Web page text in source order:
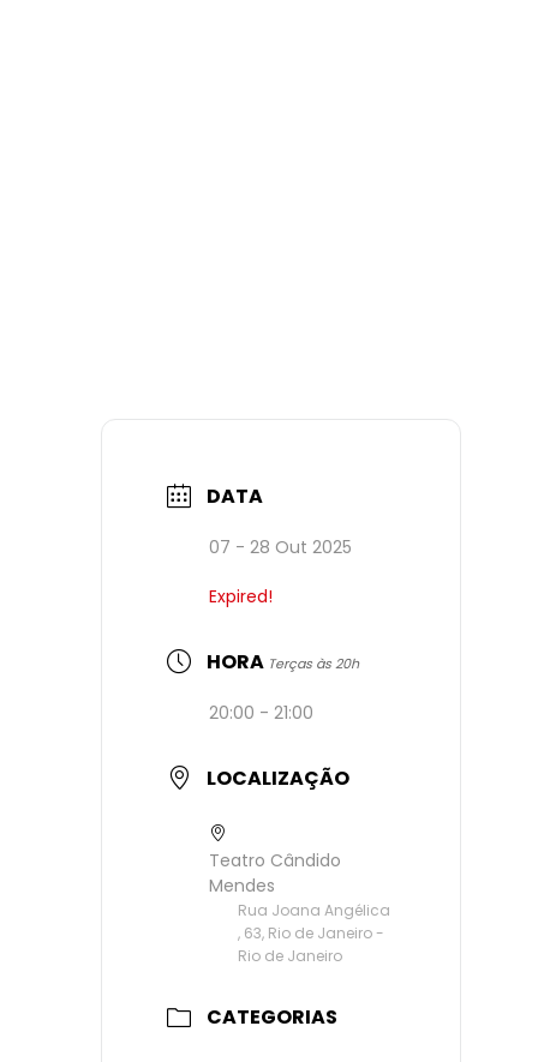
DATA
07 - 28 Out 2025
Expired!
HORA Terças às 20h
20:00 - 21:00
LOCALIZAÇÃO
Teatro Cândido
Mendes
Rua Joana Angélica
, 63, Rio de Janeiro -
Rio de Janeiro
CATEGORIAS